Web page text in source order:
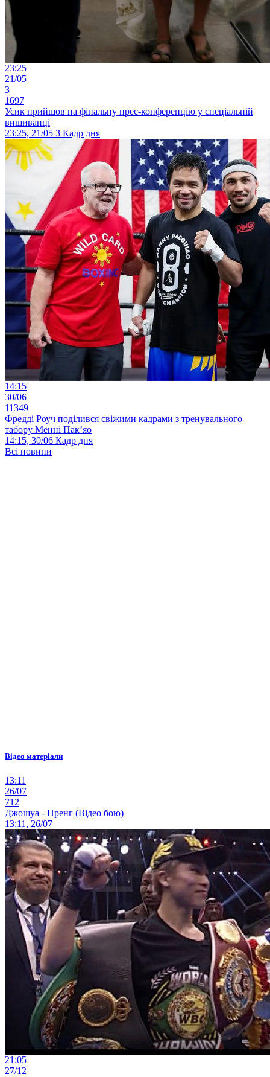
23:25
21/05
3
1697
Усик прийшов на фінальну прес-конференцію у спеціальній
вишиванці
23:25, 21/05 3 Кадр дня
14:15
30/06
11349
Фредді Роуч поділився свіжими кадрами з тренувального
табору Менні Пак’яо
14:15, 30/06 Кадр дня
Всі новини
Відео матеріали
13:11
26/07
712
Джошуа - Пренг (Відео бою)
13:11, 26/07
21:05
27/12